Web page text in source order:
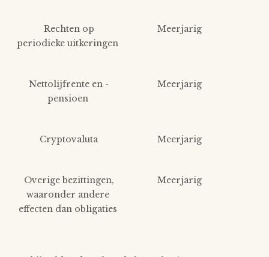
Rechten op
periodieke uitkeringen
Meerjarig
Nettolijfrente en -
pensioen
Meerjarig
Cryptovaluta Meerjarig
Overige bezittingen,
waaronder andere
effecten dan obligaties
Meerjarig